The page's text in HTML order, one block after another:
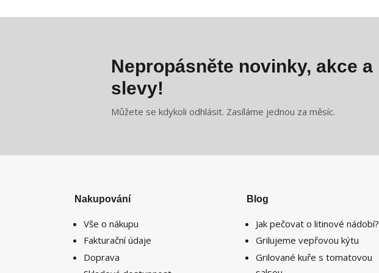
Nepropásněte novinky, akce a
slevy!
Můžete se kdykoli odhlásit. Zasíláme jednou za měsíc.
Nakupování
Vše o nákupu
Fakturační údaje
Doprava
Blog
Jak pečovat o litinové nádobí?
Grilujeme vepřovou kýtu
Grilované kuře s tomatovou